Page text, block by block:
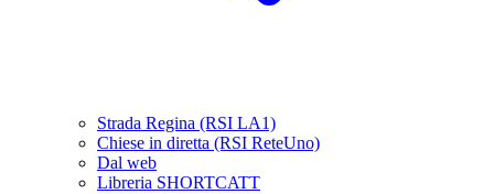
Strada Regina (RSI LA1)
Chiese in diretta (RSI ReteUno)
Dal web
Libreria SHORTCATT